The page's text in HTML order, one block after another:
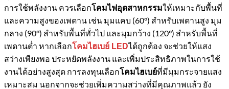
การใช้พลังงาน ควรเลือกโคมไฟอุตสาหกรรมให้เหมาะกับพื้นที่
และความสูงของเพดาน เช่น มุมแคบ (60°) สำหรับเพดานสูง มุม
กลาง (90°) สำหรับพื้นที่ทั่วไป และมุมกว้าง (120°) สำหรับพื้นที่
เพดานต่ำ หากเลือกโคมไฮเบย์ LEDได้ถูกต้อง จะช่วยให้แสง
สว่างเพียงพอ ประหยัดพลังงาน และเพิ่มประสิทธิภาพในการใช้
งานได้อย่างสูงสุด การลงทุนเลือกโคมไฮเบย์ที่มีมุมกระจายแสง
เหมาะสม นอกจากจะช่วยเพิ่มความสว่างที่มีคุณภาพแล้ว ยัง